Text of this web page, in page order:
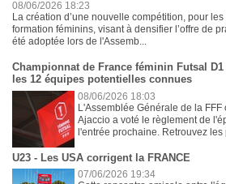
08/06/2026 18:23
La création d’une nouvelle compétition, pour
formation féminins, visant à densifier l’offre de
été adoptée lors de l'Assemb...
Championnat de France féminin Futsal
les 12 équipes potentielles connues
08/06/2026 18:03
L'Assemblée Générale de la
Ajaccio a voté le règlement de
l'entrée prochaine. Retrouvez les
U23 - Les USA corrigent la FRANCE
07/06/2026 19:34